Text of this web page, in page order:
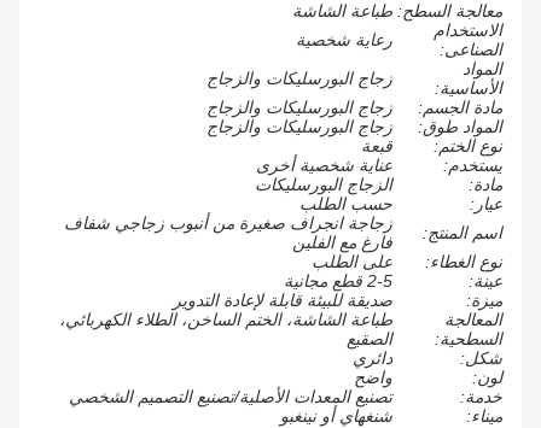
معالجة السطح: طباعة الشاشة
الاستخدام
الصناعى:
رعاية شخصية
المواد
الأساسية:
زجاج البورسليكات والزجاج
مادة الجسم:
زجاج البورسليكات والزجاج
المواد طوق:
زجاج البورسليكات والزجاج
نوع الختم:
قبعة
يستخدم:
عناية شخصية أخرى
مادة:
الزجاج البورسليكات
عيار:
حسب الطلب
اسم المنتج:
زجاجة انجراف صغيرة من أنبوب زجاجي شفاف
فارغ مع الفلين
نوع الغطاء:
على الطلب
عينة:
2-5 قطع مجانية
ميزة:
صديقة للبيئة قابلة لإعادة التدوير
المعالجة
السطحية:
طباعة الشاشة، الختم الساخن، الطلاء الكهربائي،
الصقيع
شكل:
دائري
لون:
واضح
خدمة:
تصنيع المعدات الأصلية/تصنيع التصميم الشخصي
ميناء:
شنغهاي أو نينغبو